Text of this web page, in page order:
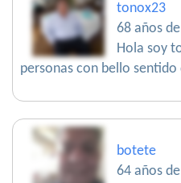
tonox23
68 años
Hola soy
personas con bello
botete
64 años